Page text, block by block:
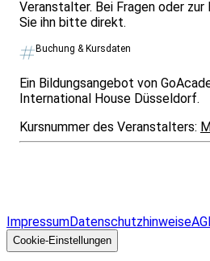
Veranstalter. Bei Fragen oder
Sie ihn bitte direkt.
Buchung & Kursdaten
Ein Bildungsangebot von
International House Düsseldorf.
Kursnummer des Veranstalters:
ImpressumDatenschutzhinweise
Cookie-Einstellungen